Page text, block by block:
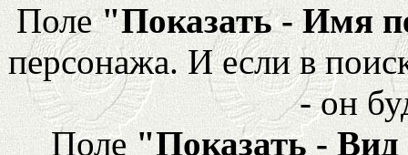
Поле"Показать - Имя
персонажа. И если в
- он
Поле "Показать -